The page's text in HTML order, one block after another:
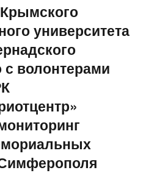
университета
с волонтерами